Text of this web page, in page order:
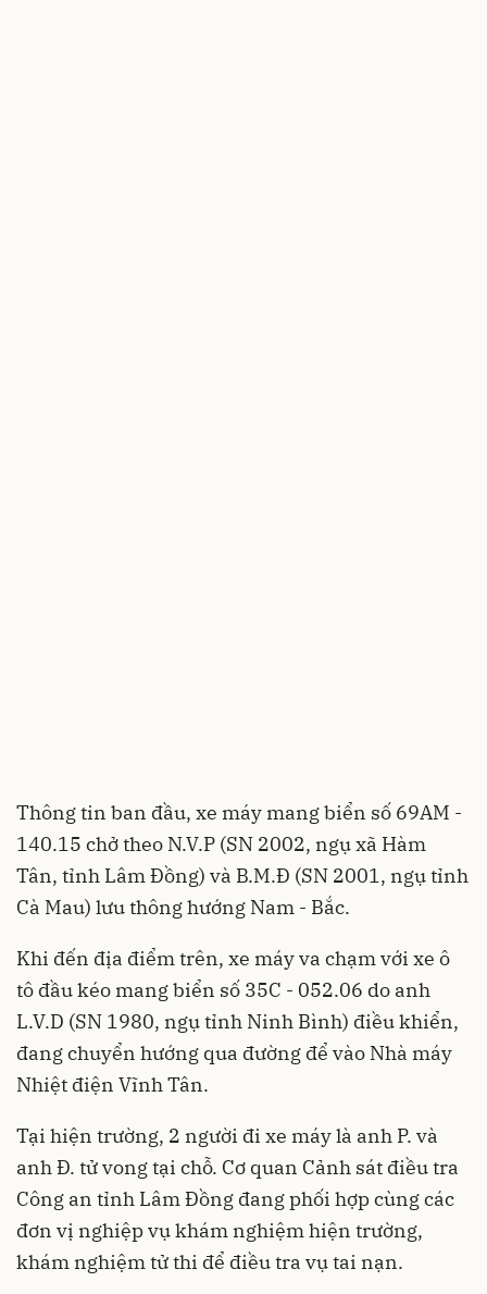
Thông tin ban đầu, xe máy mang biển số 69AM -
140.15 chở theo N.V.P (SN 2002, ngụ xã Hàm
Tân, tỉnh Lâm Đồng) và B.M.Đ (SN 2001, ngụ tỉnh
Cà Mau) lưu thông hướng Nam - Bắc.
Khi đến địa điểm trên, xe máy va chạm với xe ô
tô đầu kéo mang biển số 35C - 052.06 do anh
L.V.D (SN 1980, ngụ tỉnh Ninh Bình) điều khiển,
đang chuyển hướng qua đường để vào Nhà máy
Nhiệt điện Vĩnh Tân.
Tại hiện trường, 2 người đi xe máy là anh P. và
anh Đ. tử vong tại chỗ. Cơ quan Cảnh sát điều tra
Công an tỉnh Lâm Đồng đang phối hợp cùng các
đơn vị nghiệp vụ khám nghiệm hiện trường,
khám nghiệm tử thi để điều tra vụ tai nạn.